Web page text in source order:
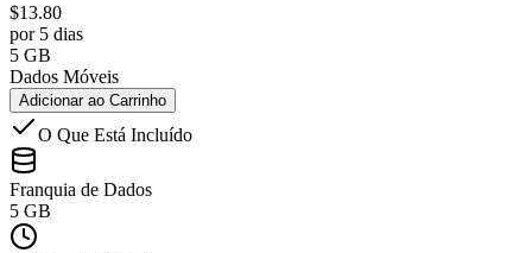
$13.80
por 5 dias
5 GB
Dados Móveis
Adicionar ao Carrinho
O Que Está Incluído
Franquia de Dados
5 GB